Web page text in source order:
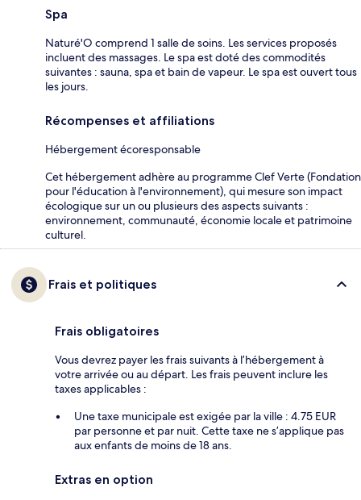
Spa
Naturé'O comprend 1 salle de soins. Les services proposés
incluent des massages. Le spa est doté des commodités
suivantes : sauna, spa et bain de vapeur. Le spa est ouvert tous
les jours.
Récompenses et affiliations
Hébergement écoresponsable
Cet hébergement adhère au programme Clef Verte (Fondation
pour l'éducation à l'environnement), qui mesure son impact
écologique sur un ou plusieurs des aspects suivants :
environnement, communauté, économie locale et patrimoine
culturel.
Frais et politiques
Frais obligatoires
Vous devrez payer les frais suivants à l’hébergement à
votre arrivée ou au départ. Les frais peuvent inclure les
taxes applicables :
Une taxe municipale est exigée par la ville : 4.75 EUR
par personne et par nuit. Cette taxe ne s’applique pas
aux enfants de moins de 18 ans.
Extras en option